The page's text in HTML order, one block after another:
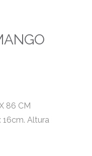
86 CM
16cm. Altura